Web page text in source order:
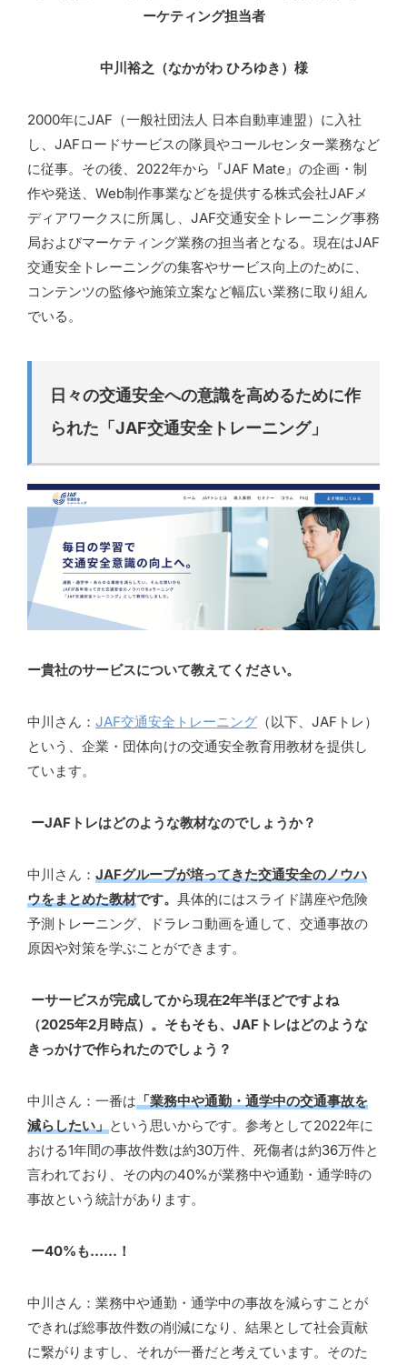
ーケティング担当者
中川裕之（なかがわ ひろゆき）様
2000年にJAF（一般社団法人 日本自動車連盟）に入社
し、JAFロードサービスの隊員やコールセンター業務など
に従事。その後、2022年から『JAF Mate』の企画・制
作や発送、Web制作事業などを提供する株式会社JAFメ
ディアワークスに所属し、JAF交通安全トレーニング事務
局およびマーケティング業務の担当者となる。現在はJAF
交通安全トレーニングの集客やサービス向上のために、
コンテンツの監修や施策立案など幅広い業務に取り組ん
でいる。
日々の交通安全への意識を高めるために作
られた「JAF交通安全トレーニング」
ー貴社のサービスについて教えてください。
中川さん： JAF交通安全トレーニング （以下、JAFトレ）
という、企業・団体向けの交通安全教育用教材を提供し
ています。
ーJAFトレはどのような教材なのでしょうか？
中川さん： JAFグループが培ってきた交通安全のノウハ
ウをまとめた教材です。 具体的にはスライド講座や危険
予測トレーニング、ドラレコ動画を通して、交通事故の
原因や対策を学ぶことができます。
ーサービスが完成してから現在2年半ほどですよね
（2025年2月時点）。そもそも、JAFトレはどのような
きっかけで作られたのでしょう？
中川さん：一番は「業務中や通勤・通学中の交通事故を
減らしたい」という思いからです。参考として2022年に
おける1年間の事故件数は約30万件、死傷者は約36万件と
言われており、その内の40%が業務中や通勤・通学時の
事故という統計があります。
ー40%も……！
中川さん：業務中や通勤・通学中の事故を減らすことが
できれば総事故件数の削減になり、結果として社会貢献
に繋がりますし、それが一番だと考えています。そのた